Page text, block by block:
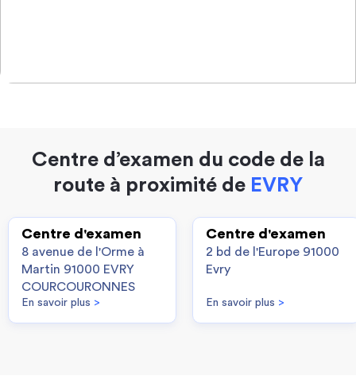
Centre d’examen du code de la
route à proximité de EVRY
Centre d'examen
8 avenue de l'Orme à
Martin 91000 EVRY
COURCOURONNES
En savoir plus >
Centre d'examen
2 bd de l'Europe 91000
Evry
En savoir plus >